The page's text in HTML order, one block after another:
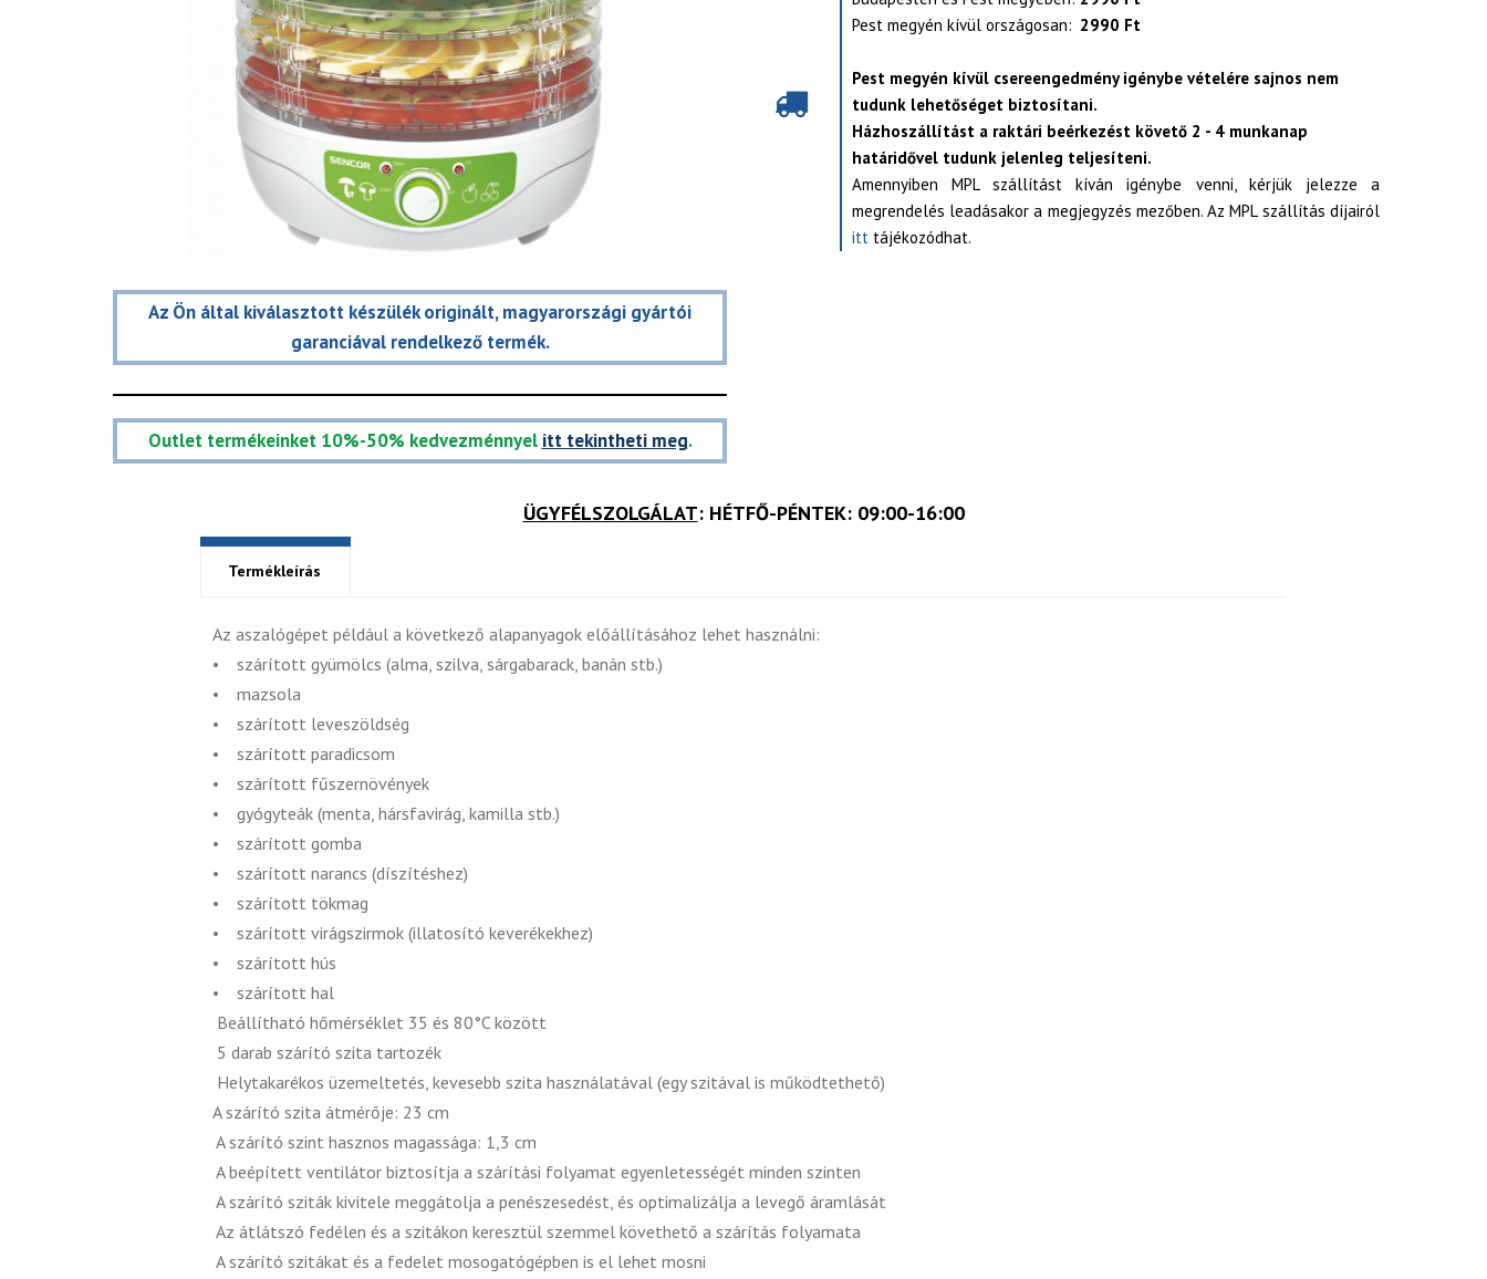
Az Ön által kiválasztott készülék originált, magyarországi gyártói
garanciával rendelkező termék.
Outlet termékeinket 10%-50% kedvezménnyel itt tekintheti meg.
Pest megyén kívül országosan: 2990 Ft
Pest megyén kívül csereengedmény igénybe vételére sajnos nem
tudunk lehetőséget biztosítani.
Házhoszállítást a raktári beérkezést követő 2 - 4 munkanap
határidővel tudunk jelenleg teljesíteni.
Amennyiben MPL szállítást kíván igénybe venni, kérjük jelezze a
megrendelés leadásakor a megjegyzés mezőben. Az MPL szállítás díjairól
itt tájékozódhat.
ÜGYFÉLSZOLGÁLAT: HÉTFŐ-PÉNTEK: 09:00-16:00
Termékleírás
Az aszalógépet például a következő alapanyagok előállításához lehet használni:
• szárított gyümölcs (alma, szilva, sárgabarack, banán stb.)
• mazsola
• szárított leveszöldség
• szárított paradicsom
• szárított fűszernövények
• gyógyteák (menta, hársfavirág, kamilla stb.)
• szárított gomba
• szárított narancs (díszítéshez)
• szárított tökmag
• szárított virágszirmok (illatosító keverékekhez)
• szárított hús
• szárított hal
Beállítható hőmérséklet 35 és 80°C között
5 darab szárító szita tartozék
Helytakarékos üzemeltetés, kevesebb szita használatával (egy szitával is működtethető)
A szárító szita átmérője: 23 cm
A szárító szint hasznos magassága: 1,3 cm
A beépített ventilátor biztosítja a szárítási folyamat egyenletességét minden szinten
A szárító sziták kivitele meggátolja a penészesedést, és optimalizálja a levegő áramlását
Az átlátszó fedélen és a szitákon keresztül szemmel követhető a szárítás folyamata
A szárító szitákat és a fedelet mosogatógépben is el lehet mosni